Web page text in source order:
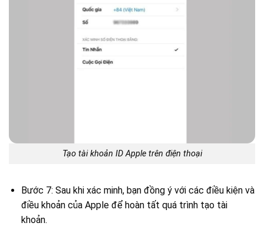
Tạo tài khoản ID Apple trên điện thoại
Bước 7: Sau khi xác minh, bạn đồng ý với các điều kiện và
điều khoản của Apple để hoàn tất quá trình tạo tài
khoản.